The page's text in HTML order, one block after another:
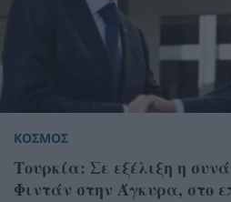
ΚΟΣΜΟΣ
Τουρκία: Σε εξέλιξη η
Φιντάν στην Άγκυρα, στο